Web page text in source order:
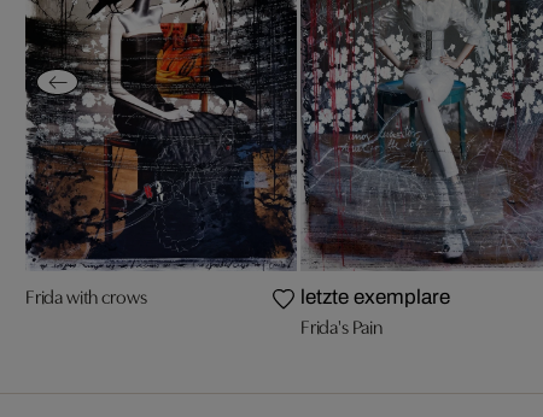
Frida with crows letzte exemplare
Frida's Pain